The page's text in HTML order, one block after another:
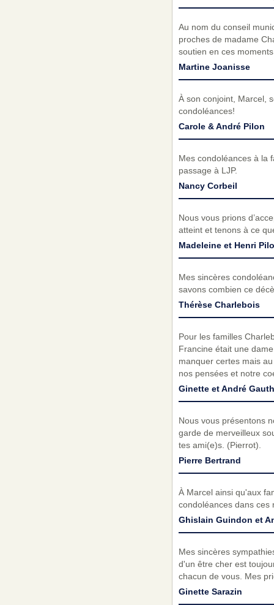
Au nom du conseil
proches de madame
soutien en ces
Martine Joanisse
À son conjoint, Marcel,
condoléances!
Carole & André Pilon
Mes condoléances à la
passage à LJP.
Nancy Corbeil
Nous vous prions
atteint et tenons à ce
Madeleine et Henri
Mes sincères
savons combien ce
Thérèse Charlebois
Pour les familles
Francine était une
manquer certes mais
nos pensées et notre
Ginette et André
Nous vous présentons
garde de merveilleux
tes ami(e)s. (Pierrot).
Pierre Bertrand
À Marcel ainsi qu'aux
condoléances dans ces
Ghislain Guindon et
Mes sincères
d'un être cher est
chacun de vous. Mes
Ginette Sarazin